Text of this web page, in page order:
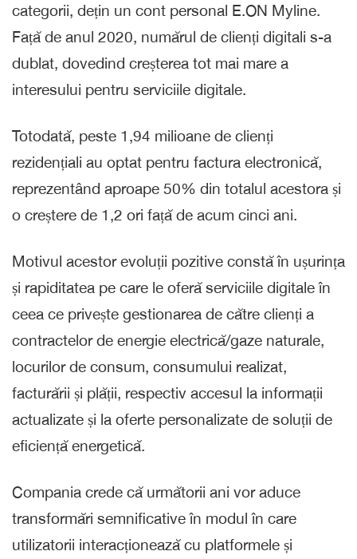
categorii, dețin un cont personal E.ON Myline.
Față de anul 2020, numărul de clienți digitali s-a
dublat, dovedind creșterea tot mai mare a
interesului pentru serviciile digitale.
Totodată, peste 1,94 milioane de clienți
rezidențiali au optat pentru factura electronică,
reprezentând aproape 50% din totalul acestora și
o creștere de 1,2 ori față de acum cinci ani.
Motivul acestor evoluții pozitive constă în ușurința
și rapiditatea pe care le oferă serviciile digitale în
ceea ce privește gestionarea de către clienți a
contractelor de energie electrică/gaze naturale,
locurilor de consum, consumului realizat,
facturării și plății, respectiv accesul la informații
actualizate și la oferte personalizate de soluții de
eficiență energetică.
Compania crede că următorii ani vor aduce
transformări semnificative în modul în care
utilizatorii interacționează cu platformele și